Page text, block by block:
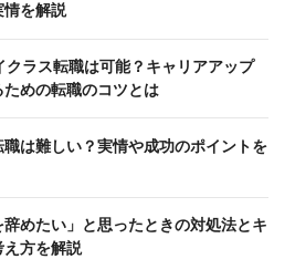
情を解説
クラス転職は可能？キャリアアップ
ための転職のコツとは
は難しい？実情や成功のポイントを
辞めたい」と思ったときの対処法とキ
え方を解説